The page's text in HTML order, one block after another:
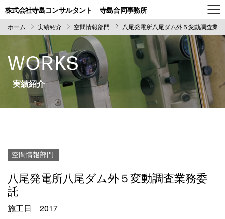
株式会社寺島コンサルタント 寺島合同事務所
ホーム 実績紹介 空間情報部門 八尾発電所八尾ダム外５変動調査業
WORKS
実績紹介
空間情報部門
八尾発電所八尾ダム外５変動調査業務委
託
施工日 2017